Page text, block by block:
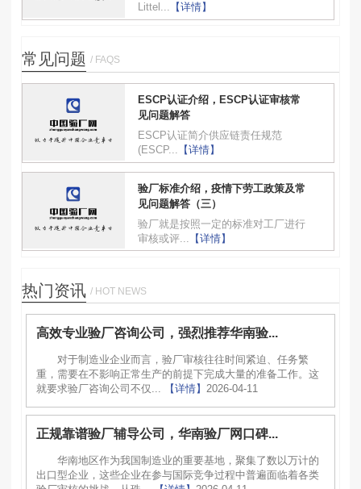
Littel... 【详情】
常见问题 / FAQS
ESCP认证介绍，ESCP认证审核常
见问题解答
ESCP认证简介供应链责任规范
(ESCP... 【详情】
验厂标准介绍，疫情下劳工政策及常
见问题解答（三）
验厂就是按照一定的标准对工厂进行
审核或评... 【详情】
热门资讯 / HOT NEWS
高效专业验厂咨询公司，强烈推荐华南验...
对于制造业企业而言，验厂审核往往时间紧迫、任务繁
重，需要在不影响正常生产的前提下完成大量的准备工作。这
就要求验厂咨询公司不仅...
【详情】 2026-04-11
正规靠谱验厂辅导公司，华南验厂网口碑...
华南地区作为我国制造业的重要基地，聚集了数以万计的
出口型企业，这些企业在参与国际竞争过程中普遍面临着各类